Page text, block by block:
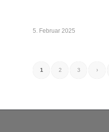
5. Februar 2025
1 2 3 ›